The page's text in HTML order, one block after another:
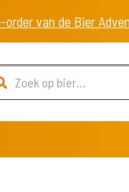
order van de Bier